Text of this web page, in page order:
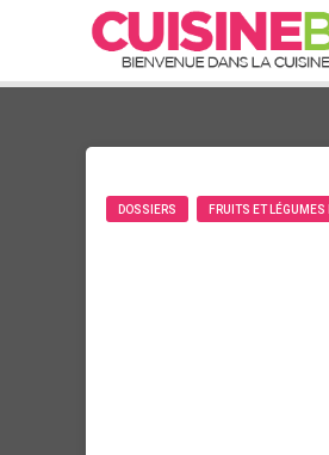
DOSSIERS FRUITS ET LÉGUMES